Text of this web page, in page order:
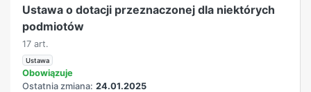
Ustawa o dotacji przeznaczonej dla niektórych
podmiotów
17 art.
Ustawa
Obowiązuje
Ostatnia zmiana: 24.01.2025